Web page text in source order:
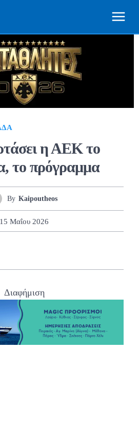
η ΑΕΚ το
το πρόγραμμα
By Kaipoutheos
15 Μαΐου 2026
Διαφήμιση